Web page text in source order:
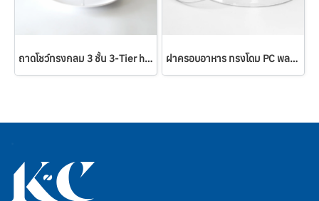
ถาดโชว์ทรงกลม 3 ชั้น 3-Tier high Tea Stand ฝาครอบอาหาร ทรงโดม PC พลาสติก Dome Covers